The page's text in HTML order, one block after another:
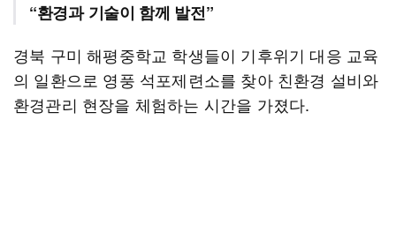
“환경과 기술이 함께 발전”
경북 구미 해평중학교 학생들이 기후위기 대응 교육
의 일환으로 영풍 석포제련소를 찾아 친환경 설비와
환경관리 현장을 체험하는 시간을 가졌다.